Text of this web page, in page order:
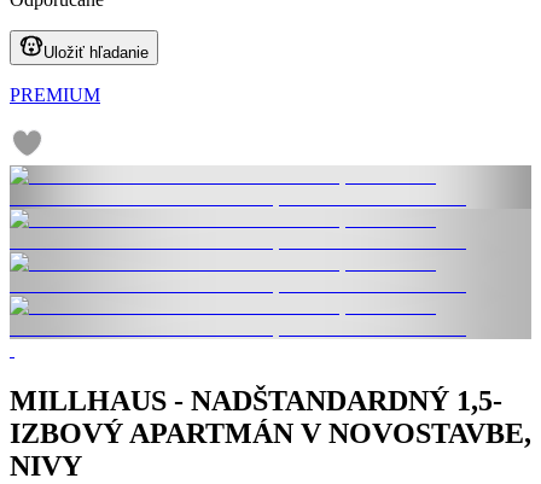
Uložiť hľadanie
PREMIUM
MILLHAUS - NADŠTANDARDNÝ 1,5-
IZBOVÝ APARTMÁN V NOVOSTAVBE,
NIVY